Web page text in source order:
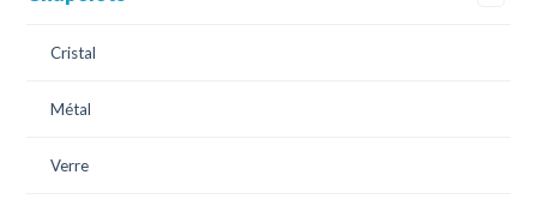
Cristal
Métal
Verre